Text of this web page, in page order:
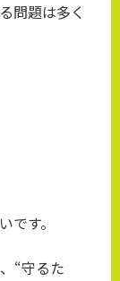
問題は多く
です。
“守るた